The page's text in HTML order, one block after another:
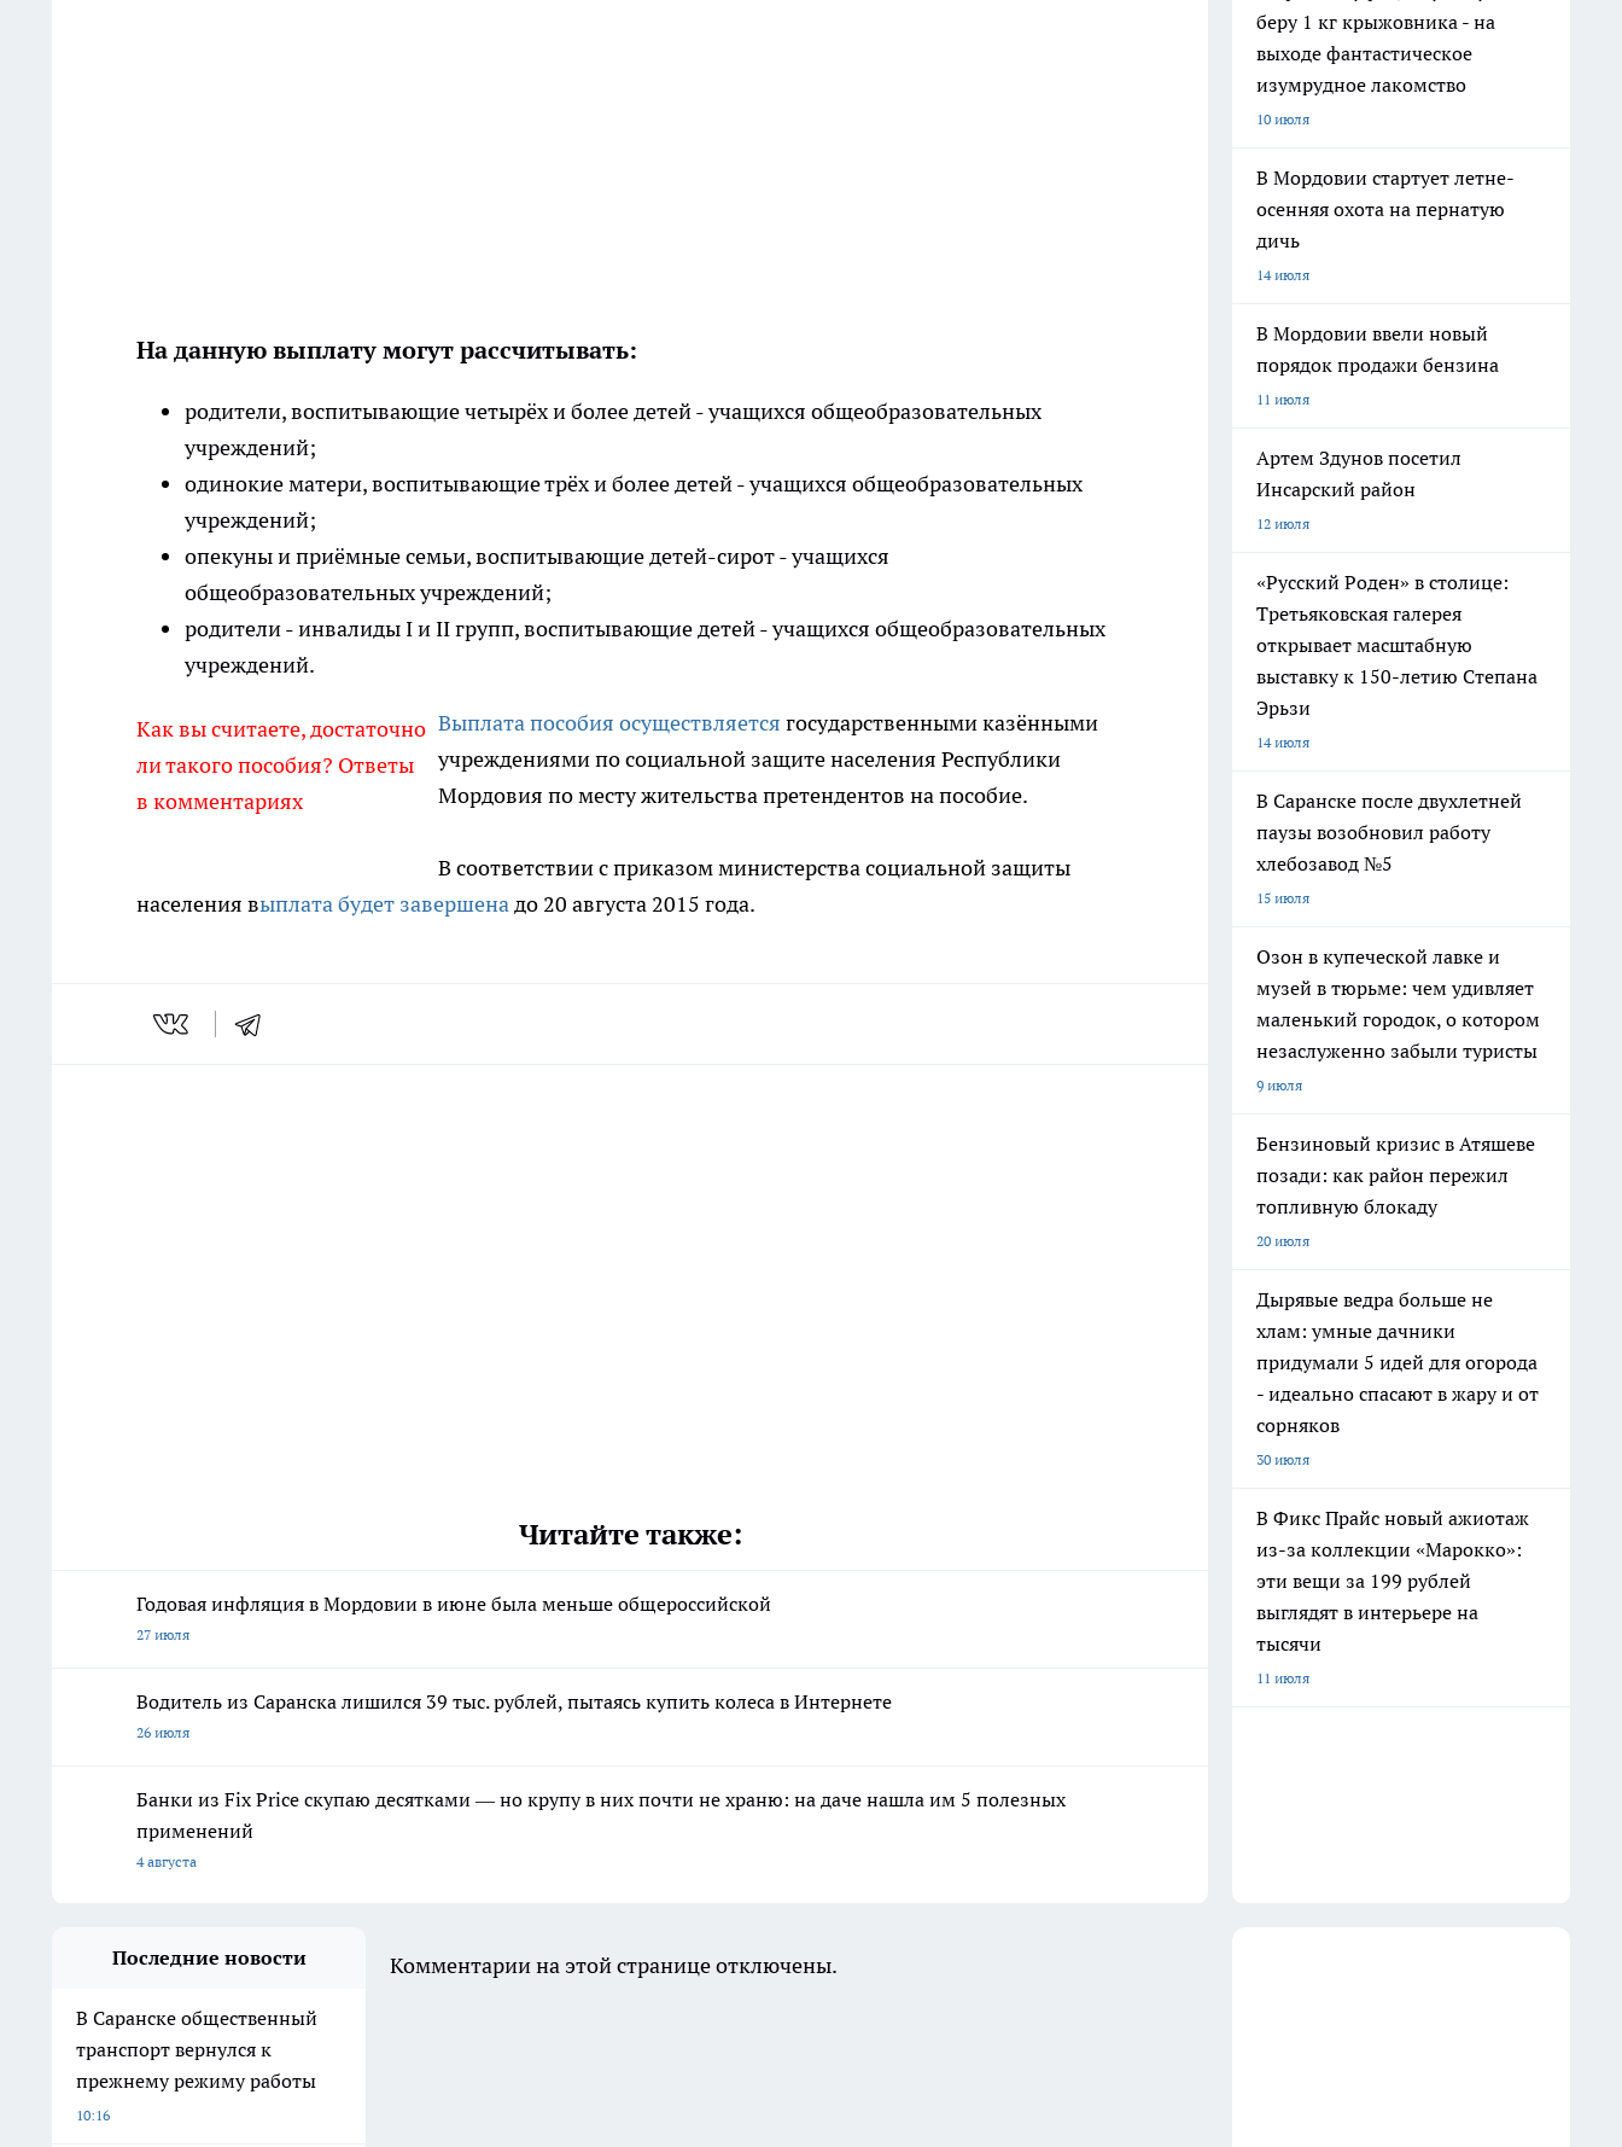
На данную выплату могут рассчитывать:
родители, воспитывающие четырёх и более детей - учащихся общеобразовательных
учреждений;
одинокие матери, воспитывающие трёх и более детей - учащихся общеобразовательных
учреждений;
опекуны и приёмные семьи, воспитывающие детей-сирот - учащихся
общеобразовательных учреждений;
родители - инвалиды I и II групп, воспитывающие детей - учащихся общеобразовательных
учреждений.
Как вы считаете, достаточно
ли такого пособия? Ответы
в комментариях
Выплата пособия осуществляется государственными казёнными
учреждениями по социальной защите населения Республики
Мордовия по месту жительства претендентов на пособие.
В соответствии с приказом министерства социальной защиты
населения выплата будет завершенадо 20 августа 2015 года.
Читайте также:
Годовая инфляция в Мордовии в июне была меньше общероссийской
27 июля
Водитель из Саранска лишился 39 тыс. рублей, пытаясь купить колеса в Интернете
26 июля
Банки из Fix Price скупаю десятками — но крупу в них почти не храню: на даче нашла им 5 полезных
применений
4 августа
беру 1 кг крыжовника - на
выходе фантастическое
изумрудное лакомство
10 июля
В Мордовии стартует летне-
осенняя охота на пернатую
дичь
14 июля
В Мордовии ввели новый
порядок продажи бензина
11 июля
Артем Здунов посетил
Инсарский район
12 июля
«Русский Роден» в столице:
Третьяковская галерея
открывает масштабную
выставку к 150-летию Степана
Эрьзи
14 июля
В Саранске после двухлетней
паузы возобновил работу
хлебозавод №5
15 июля
Озон в купеческой лавке и
музей в тюрьме: чем удивляет
маленький городок, о котором
незаслуженно забыли туристы
9 июля
Бензиновый кризис в Атяшеве
позади: как район пережил
топливную блокаду
20 июля
Дырявые ведра больше не
хлам: умные дачники
придумали 5 идей для огорода
- идеально спасают в жару и от
сорняков
30 июля
В Фикс Прайс новый ажиотаж
из-за коллекции «Марокко»:
эти вещи за 199 рублей
выглядят в интерьере на
тысячи
11 июля
Последние новости
В Саранске общественный
транспорт вернулся к
прежнему режиму работы
10:16
Комментарии на этой странице отключены.